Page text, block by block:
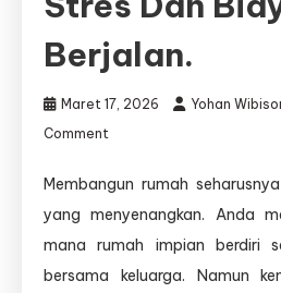
Berjalan.
Maret 17, 2026 Yohan
Comment
pembangunan
yang
molor
membuat
stres
Membangun rumah
yang menyenangkan. Anda
mana rumah impian berdiri
bersama keluarga. Namun